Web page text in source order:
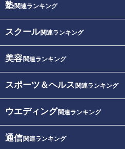
塾関連ランキング
スクール関連ランキング
美容関連ランキング
スポーツ＆ヘルス 関連ランキング
ウエディング関連ランキング
通信関連ランキング